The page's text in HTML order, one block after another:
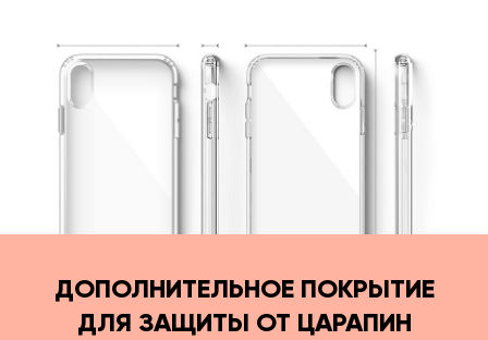
ДОПОЛНИТЕЛЬНОЕ ПОКРЫТИЕ
ДЛЯ ЗАЩИТЫ ОТ ЦАРАПИН